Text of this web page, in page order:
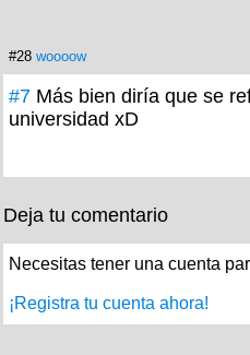
#28 woooow
#7 Más bien diría que se
universidad xD
Deja tu comentario
Necesitas tener una cuenta
¡Registra tu cuenta ahora!